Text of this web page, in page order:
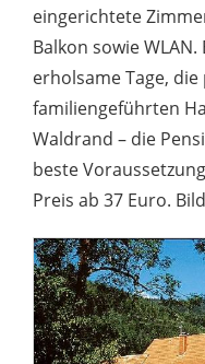
eingerichtete
Balkon sowie
erholsame Tage,
familiengeführten
Waldrand – die
beste
Preis ab 37 Euro.